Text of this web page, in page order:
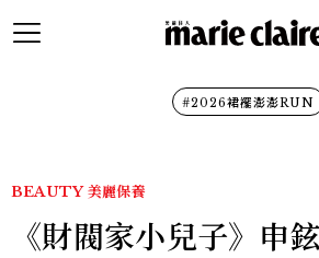
#2026裙襬澎澎RUN
BEAUTY 美麗保養
《財閥家小兒子》申